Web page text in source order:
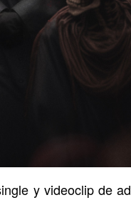
y videoclip de